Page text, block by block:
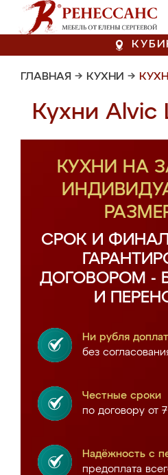
ГЛАВНАЯ → КУХНИ →
Кухни Alvic
КУХНИ НА
СРОК И
ДОГОВОРОМ -
И
Ни рубля доплат
без
Честные сроки
по договору от
Надёжность с
предоплата